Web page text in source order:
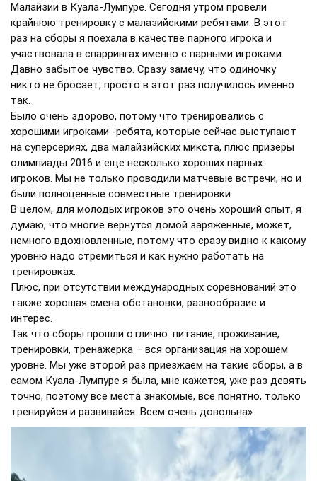
Малайзии в Куала-Лумпуре. Сегодня утром провели
крайнюю тренировку с малазийскими ребятами. В этот
раз на сборы я поехала в качестве парного игрока и
участвовала в спаррингах именно с парными игроками.
Давно забытое чувство. Сразу замечу, что одиночку
никто не бросает, просто в этот раз получилось именно
так.
Было очень здорово, потому что тренировались с
хорошими игроками -ребята, которые сейчас выступают
на суперсериях, два малайзийских микста, плюс призеры
олимпиады 2016 и еще несколько хороших парных
игроков. Мы не только проводили матчевые встречи, но и
были полноценные совместные тренировки.
В целом, для молодых игроков это очень хороший опыт, я
думаю, что многие вернутся домой заряженные, может,
немного вдохновленные, потому что сразу видно к какому
уровню надо стремиться и как нужно работать на
тренировках.
Плюс, при отсутствии международных соревнований это
также хорошая смена обстановки, разнообразие и
интерес.
Так что сборы прошли отлично: питание, проживание,
тренировки, тренажерка – вся организация на хорошем
уровне. Мы уже второй раз приезжаем на такие сборы, а в
самом Куала-Лумпуре я была, мне кажется, уже раз девять
точно, поэтому все места знакомые, все понятно, только
тренируйся и развивайся. Всем очень довольна».